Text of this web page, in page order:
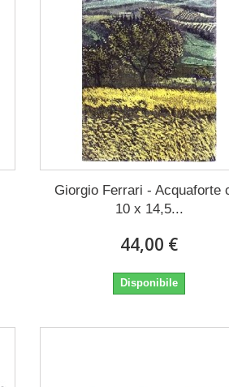
Giorgio Ferrari - Acquaforte
10 x 14,5...
44,00 €
Disponibile